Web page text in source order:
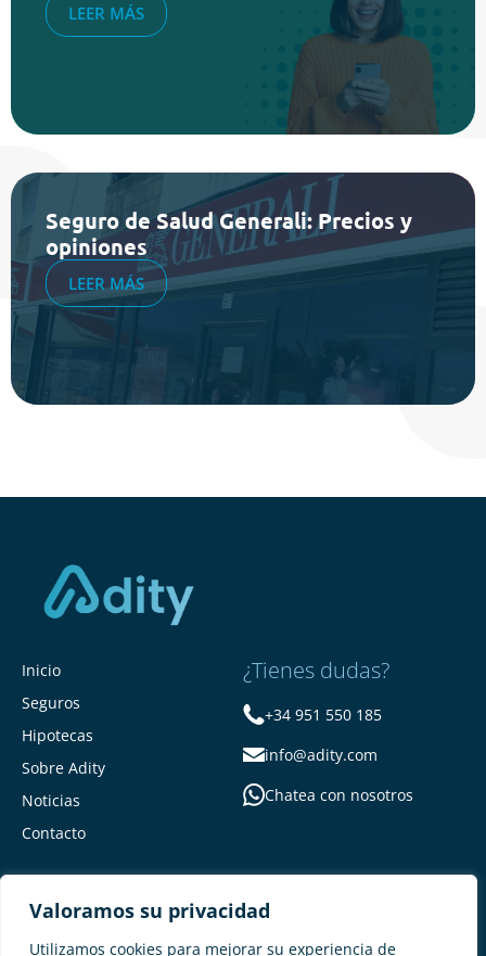
Valoramos su privacidad
Utilizamos cookies para mejorar su experiencia de
LEER MÁS
Seguro de Salud Generali: Precios y
opiniones
LEER MÁS
Inicio
Seguros
Hipotecas
Sobre Adity
Noticias
Contacto
¿Tienes dudas?
+34 951 550 185
info@adity.com
Chatea con nosotros